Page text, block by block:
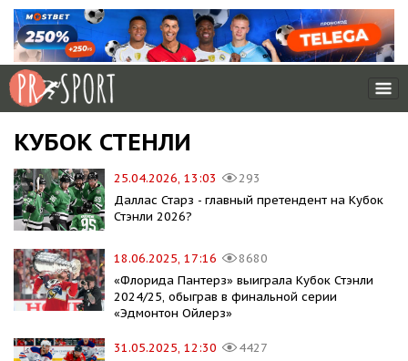
КУБОК СТЕНЛИ
25.04.2026, 13:03
293
Даллас Старз - главный претендент на Кубок
Стэнли 2026?
18.06.2025, 17:16
8680
«Флорида Пантерз» выиграла Кубок Стэнли
2024/25, обыграв в финальной серии
«Эдмонтон Ойлерз»
31.05.2025, 12:30
4427